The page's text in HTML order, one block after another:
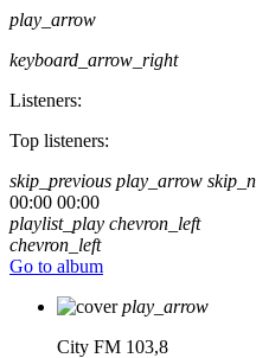
play_arrow
keyboard_arrow_right
Listeners:
Top listeners:
skip_previous play_arrow
00:00 00:00
playlist_play chevron_left
chevron_left
Go to album
play_arrow
City FM 103,8